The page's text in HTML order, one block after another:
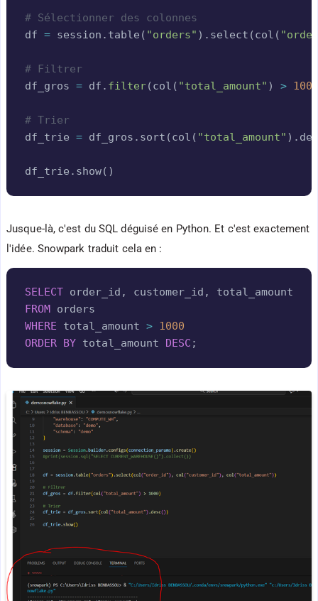
# Sélectionner des colonnes
df = session . table ( "orders" ) . select (col (
# Filtrer
df_gros = df . filter(col ( "total_amount" ) >
# Trier
df_trie = df_gros . sort (col ( "total_amount" ) .
df_trie . show( )
Jusque-là, c'est du SQL déguisé en Python. Et c'est exactement
l'idée. Snowpark traduit cela en :
SELECT order_id , customer_id ,
FROM
WHERE total_amount > 1000
ORDER BY total_amount DESC ;